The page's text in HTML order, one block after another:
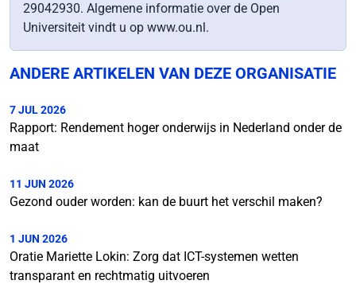
29042930. Algemene informatie over de Open
Universiteit vindt u op www.ou.nl.
ANDERE ARTIKELEN VAN DEZE ORGANISATIE
7 JUL 2026
Rapport: Rendement hoger onderwijs in Nederland onder de
maat
11 JUN 2026
Gezond ouder worden: kan de buurt het verschil maken?
1 JUN 2026
Oratie Mariette Lokin: Zorg dat ICT-systemen wetten
transparant en rechtmatig uitvoeren